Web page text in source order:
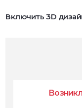
Включить 3D